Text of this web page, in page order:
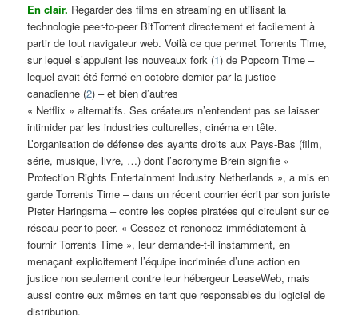
En clair. Regarder des films en streaming en utilisant la
technologie peer-to-peer BitTorrent directement et facilement à
partir de tout navigateur web. Voilà ce que permet Torrents Time,
sur lequel s’appuient les nouveaux fork (1) de Popcorn Time –
lequel avait été fermé en octobre dernier par la justice
canadienne (2) – et bien d’autres
« Netflix » alternatifs. Ses créateurs n’entendent pas se laisser
intimider par les industries culturelles, cinéma en tête.
L’organisation de défense des ayants droits aux Pays-Bas (film,
série, musique, livre, …) dont l’acronyme Brein signifie «
Protection Rights Entertainment Industry Netherlands », a mis en
garde Torrents Time – dans un récent courrier écrit par son juriste
Pieter Haringsma – contre les copies piratées qui circulent sur ce
réseau peer-to-peer. « Cessez et renoncez immédiatement à
fournir Torrents Time », leur demande-t-il instamment, en
menaçant explicitement l’équipe incriminée d’une action en
justice non seulement contre leur hébergeur LeaseWeb, mais
aussi contre eux mêmes en tant que responsables du logiciel de
distribution.